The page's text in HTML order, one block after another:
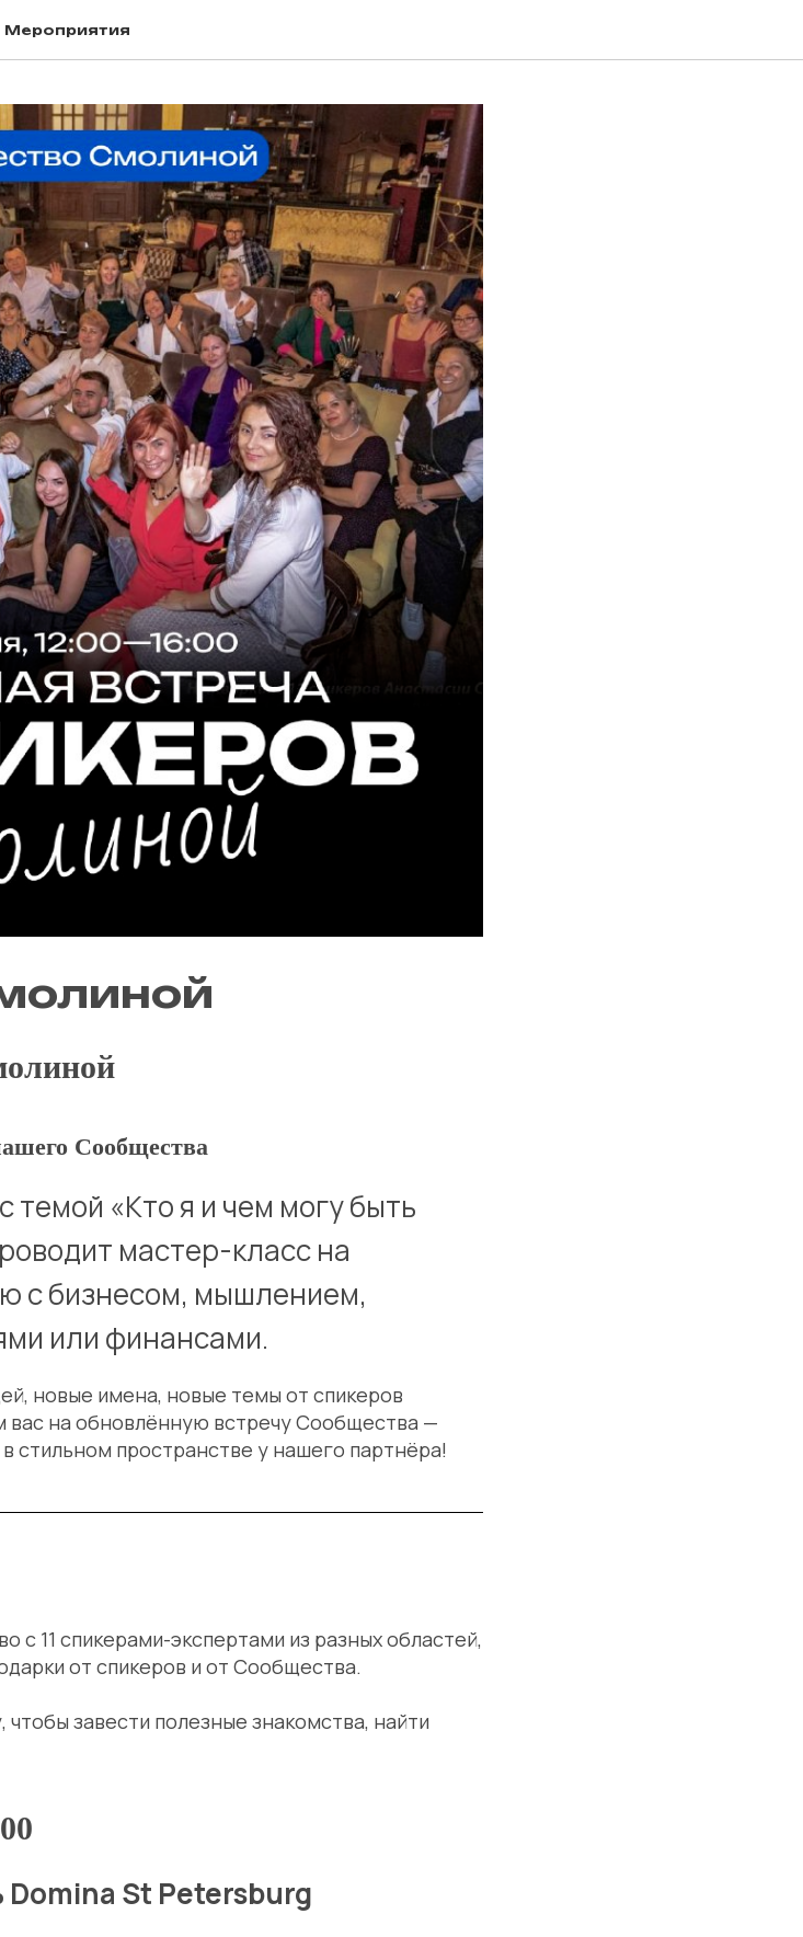
Мероприятия
Сообщества
темой «Кто я и чем могу быть
мастер-класс на
с бизнесом, мышлением,
или финансами.
новые имена, новые темы от спикеров
на обновлённую встречу Сообщества —
стильном пространстве у нашего партнёра!
с 11 спикерами-экспертами из разных областей,
от спикеров и от Сообщества.
завести полезные знакомства, найти
Domina St Petersburg